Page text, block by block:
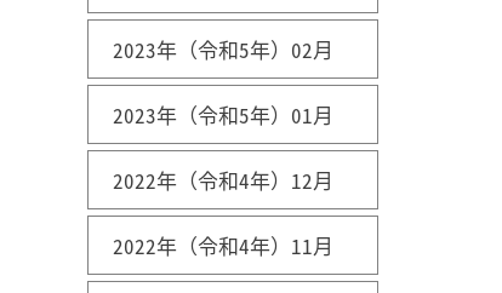
2023年（令和5年）02月
2023年（令和5年）01月
2022年（令和4年）12月
2022年（令和4年）11月